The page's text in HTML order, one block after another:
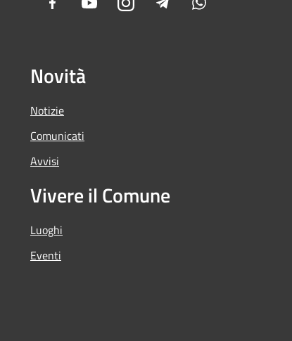
Novità
Notizie
Comunicati
Avvisi
Vivere il Comune
Luoghi
Eventi